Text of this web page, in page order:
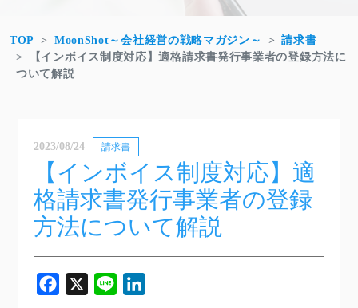
TOP MoonShot～会社経営の戦略マガジン～
請求書
【インボイス制度対応】適格請求書発行事業者の登録方法に
ついて解説
2023/08/24 請求書
【インボイス制度対応】適
格請求書発行事業者の登録
方法について解説
Facebook
X Line